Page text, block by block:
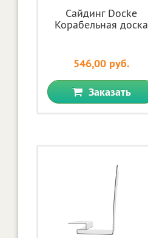
Сайдинг Docke
Корабельная доска
546,00 руб.
Заказать